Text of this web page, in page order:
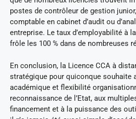
postes de contrôleur de gestion
comptable en cabinet d’audit ou
entreprise. Le taux d’employabilité à
frôle les 100 % dans de nombreuses
En conclusion, la Licence CCA à
stratégique pour quiconque souhaite
académique et flexibilité
reconnaissance de l’Etat, aux
financement et à la puissance des